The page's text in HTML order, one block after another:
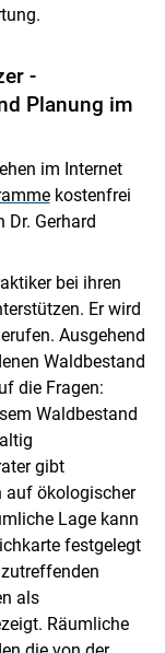
-
Planung im
im Internet
kostenfrei
Dr. Gerhard
bei ihren
Er wird
Ausgehend
Waldbestand
die Fragen:
Waldbestand
gibt
auf ökologischer
Lage kann
festgelegt
als
Räumliche